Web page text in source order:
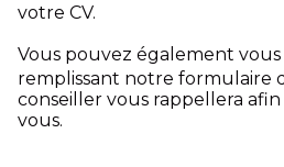
votre CV.
Vous pouvez également vous
remplissant notre formulaire
conseiller vous rappellera
vous.